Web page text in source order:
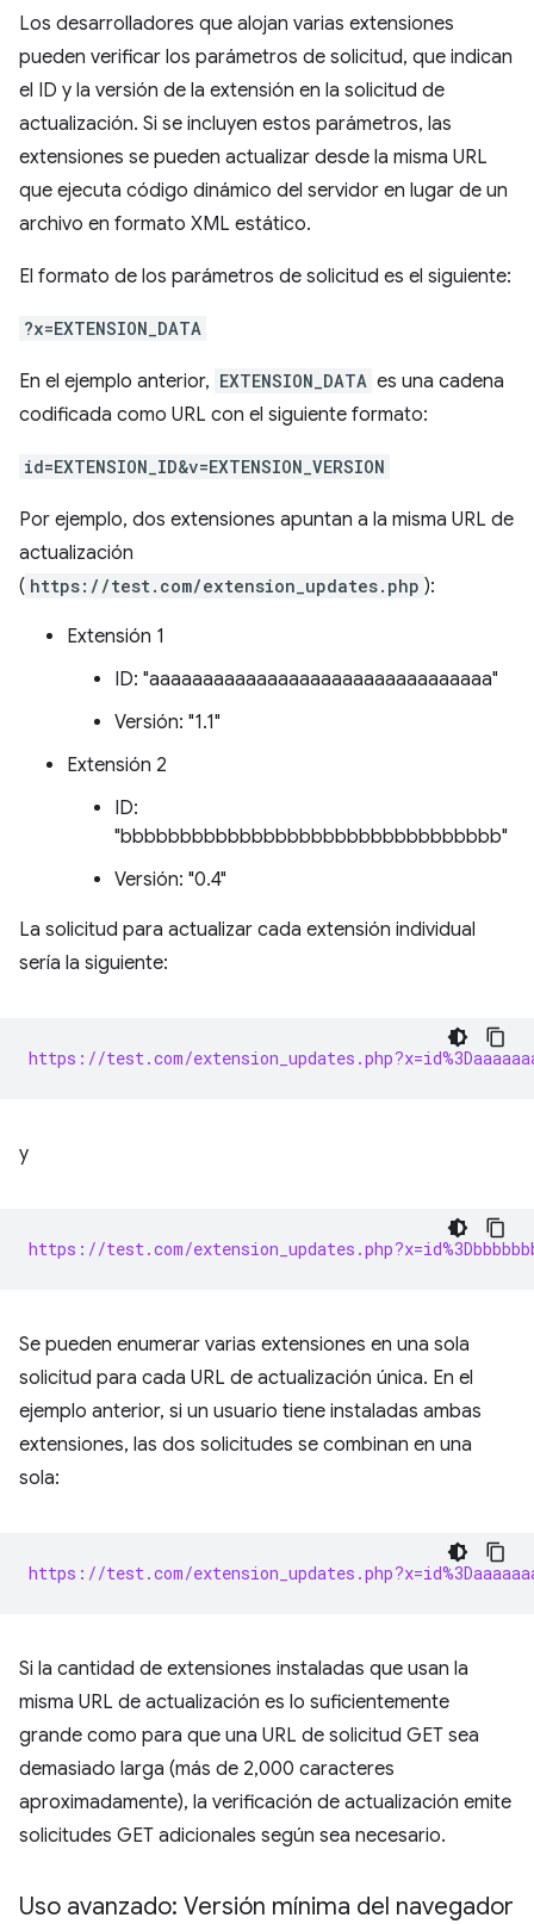
Los desarrolladores que alojan varias extensiones
pueden verificar los parámetros de solicitud, que indican
el ID y la versión de la extensión en la solicitud de
actualización. Si se incluyen estos parámetros, las
extensiones se pueden actualizar desde la misma URL
que ejecuta código dinámico del servidor en lugar de un
archivo en formato XML estático.
El formato de los parámetros de solicitud es el siguiente:
?x=EXTENSION_DATA
En el ejemplo anterior, EXTENSION_DATA es una cadena
codificada como URL con el siguiente formato:
id=EXTENSION_ID&v=EXTENSION_VERSION
Por ejemplo, dos extensiones apuntan a la misma URL de
actualización
( https://test.com/extension_updates.php ):
Extensión 1
ID: "aaaaaaaaaaaaaaaaaaaaaaaaaaaaaaaa"
Versión: "1.1"
Extensión 2
ID:
"bbbbbbbbbbbbbbbbbbbbbbbbbbbbbbbb"
Versión: "0.4"
La solicitud para actualizar cada extensión individual
sería la siguiente:
https://test.com/
y
https://test.com/
Se pueden enumerar varias extensiones en una sola
solicitud para cada URL de actualización única. En el
ejemplo anterior, si un usuario tiene instaladas ambas
extensiones, las dos solicitudes se combinan en una
sola:
https://test.com/
Si la cantidad de extensiones instaladas que usan la
misma URL de actualización es lo suficientemente
grande como para que una URL de solicitud GET sea
demasiado larga (más de 2,000 caracteres
aproximadamente), la verificación de actualización emite
solicitudes GET adicionales según sea necesario.
Uso avanzado: Versión mínima del navegador